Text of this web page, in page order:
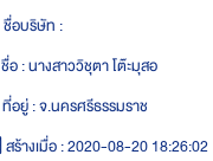
ชื่อบริษัท :
ชื่อ :นางสาววิชุตา โต๊ะมุสอ
ที่อยู่ :จ.นครศรีธรรมราช
สร้างเมื่อ :2020-08-20 18:26:02